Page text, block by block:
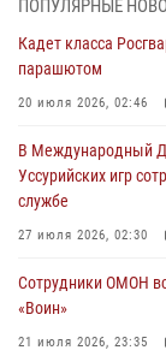
ходом
28 июля 2026, 10:29
посвященном Дню
28 июля 2026, 05:39
В Международный
службе
ПОПУЛЯРНЫЕ
Кадет класса
парашютом
20 июля 2026, 02:46
В Международный
Уссурийских игр
службе
27 июля 2026, 02:30
Сотрудники ОМОН
«Воин»
21 июля 2026, 23:35